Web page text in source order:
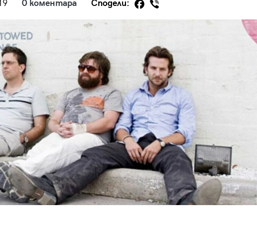
0 коментара Сподели:
/29 29/29